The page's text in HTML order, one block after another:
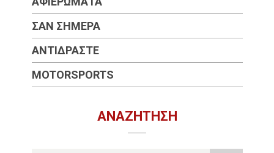
ΣΑΝ ΣΉΜΕΡΑ
ΑΝΤΙΔΡΆΣΤΕ
MOTORSPORTS
ΑΝΑΖΉΤΗΣΗ